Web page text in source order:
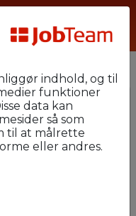
indhold, og til
funktioner
data kan
så som
til at målrette
eller andres.